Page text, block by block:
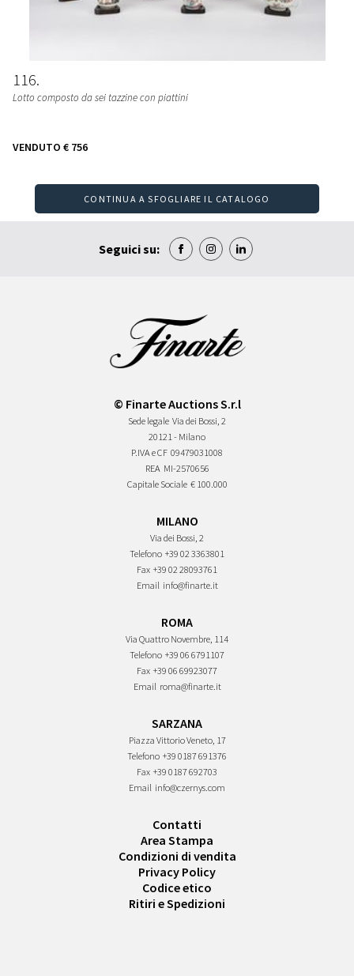
116
Lotto composto da sei tazzine con piattini
VENDUTO € 756
CONTINUA A SFOGLIARE IL CATALOGO
Seguici su:
© Finarte Auctions S.r.l
Sede legale Via dei Bossi, 2
20121 - Milano
P.IVA e CF 09479031008
REA MI-2570656
Capitale Sociale € 100.000
MILANO
Via dei Bossi, 2
Telefono +39 02 3363801
Fax +39 02 28093761
Email info@finarte.it
ROMA
Via Quattro Novembre, 114
Telefono +39 06 6791107
Fax +39 06 69923077
Email roma@finarte.it
SARZANA
Piazza Vittorio Veneto, 17
Telefono +39 0187 691376
Fax +39 0187 692703
Email info@czernys.com
Contatti
Area Stampa
Condizioni di vendita
Privacy Policy
Codice etico
Ritiri e Spedizioni